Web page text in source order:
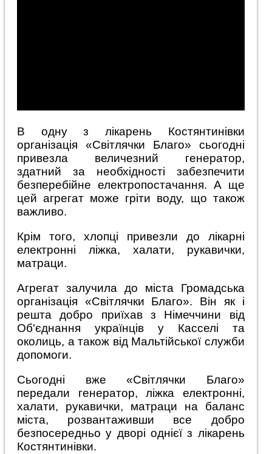
В одну з лікарень Костянтинівки
організація «Світлячки Благо» сьогодні
привезла величезний генератор,
здатний за необхідності забезпечити
безперебійне електропостачання. А ще
цей агрегат може гріти воду, що також
важливо.
Крім того, хлопці привезли до лікарні
електронні ліжка, халати, рукавички,
матраци.
Агрегат залучила до міста Громадська
організація «Світлячки Благо». Він як і
решта добро приїхав з Німеччини від
Об'єднання українців у Касселі та
околиць, а також від Мальтійської служби
допомоги.
Сьогодні вже «Світлячки Благо»
передали генератор, ліжка електронні,
халати, рукавички, матраци на баланс
міста, розвантаживши все добро
безпосередньо у дворі однієї з лікарень
Костянтинівки.